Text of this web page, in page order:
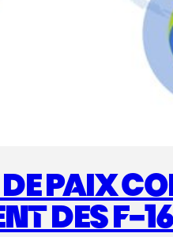
PAIX
DES F-16